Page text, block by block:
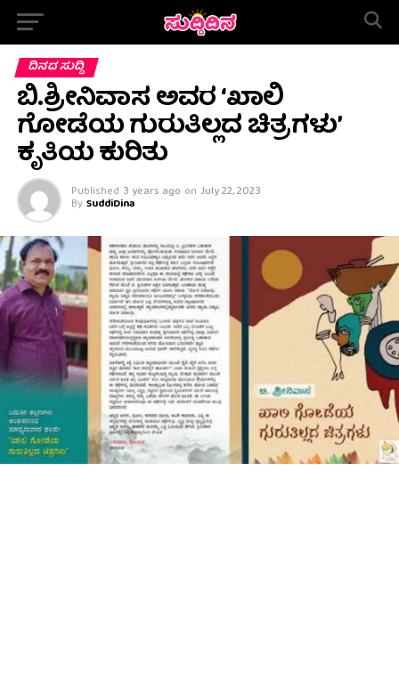
ದಿನದ ಸುದ್ದಿ
ಬಿ.ಶ್ರೀನಿವಾಸ ಅವರ ‘ಖಾಲಿ
ಗೋಡೆಯ ಗುರುತಿಲ್ಲದ ಚಿತ್ರಗಳು’
ಕೃತಿಯ ಕುರಿತು
Published 3 years ago on July 22, 2023
By SuddiDina